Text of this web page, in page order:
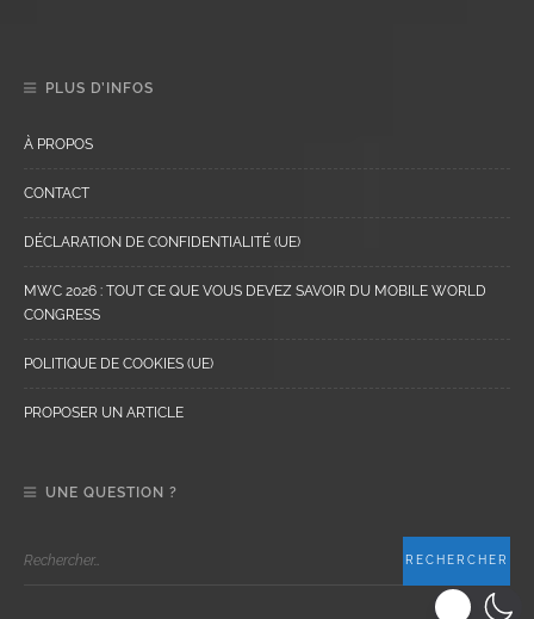
PLUS D’INFOS
À PROPOS
CONTACT
DÉCLARATION DE CONFIDENTIALITÉ (UE)
MWC 2026 : TOUT CE QUE VOUS DEVEZ SAVOIR DU MOBILE WORLD
CONGRESS
POLITIQUE DE COOKIES (UE)
PROPOSER UN ARTICLE
UNE QUESTION ?